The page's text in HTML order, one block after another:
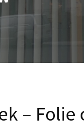
– Folie